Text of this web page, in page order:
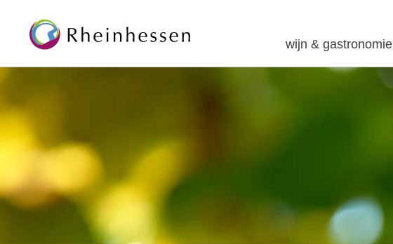
wijn & gastronomie